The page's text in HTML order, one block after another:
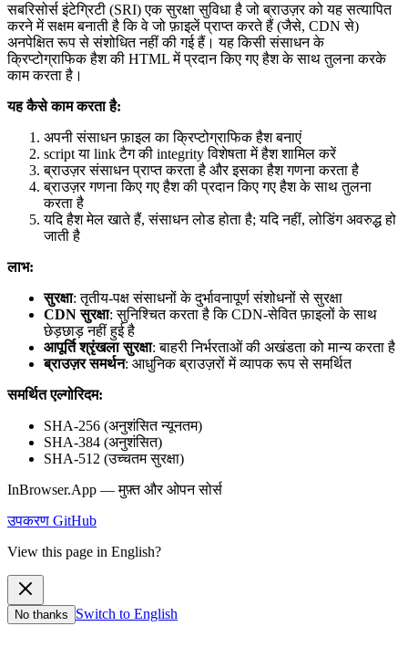
सबरिसोर्स इंटेग्रिटी (SRI) एक सुरक्षा सुविधा है जो ब्राउज़र को यह सत्यापित
करने में सक्षम बनाती है कि वे जो फ़ाइलें प्राप्त करते हैं (जैसे, CDN से)
अनपेक्षित रूप से संशोधित नहीं की गई हैं। यह किसी संसाधन के
क्रिप्टोग्राफिक हैश की HTML में प्रदान किए गए हैश के साथ तुलना करके
काम करता है।
यह कैसे काम करता है:
अपनी संसाधन फ़ाइल का क्रिप्टोग्राफिक हैश बनाएं
script या link टैग की integrity विशेषता में हैश शामिल करें
ब्राउज़र संसाधन प्राप्त करता है और इसका हैश गणना करता है
ब्राउज़र गणना किए गए हैश की प्रदान किए गए हैश के साथ तुलना
करता है
यदि हैश मेल खाते हैं, संसाधन लोड होता है; यदि नहीं, लोडिंग अवरुद्ध हो
जाती है
लाभ:
सुरक्षा: तृतीय-पक्ष संसाधनों के दुर्भावनापूर्ण संशोधनों से सुरक्षा
CDN सुरक्षा: सुनिश्चित करता है कि CDN-सेवित फ़ाइलों के साथ
छेड़छाड़ नहीं हुई है
आपूर्ति श्रृंखला सुरक्षा: बाहरी निर्भरताओं की अखंडता को मान्य करता है
ब्राउज़र समर्थन: आधुनिक ब्राउज़रों में व्यापक रूप से समर्थित
समर्थित एल्गोरिदम:
SHA-256 (अनुशंसित न्यूनतम)
SHA-384 (अनुशंसित)
SHA-512 (उच्चतम सुरक्षा)
InBrowser.App — मुफ़्त और ओपन सोर्स
उपकरण GitHub
View this page in English?
No thanks Switch to English